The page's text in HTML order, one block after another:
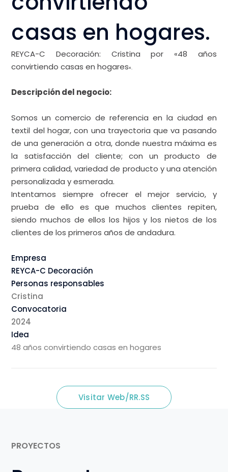
casas en hogares.
REYCA-C Decoración: Cristinapor «48 años
convirtiendo casas en hogares«.
Descripción del negocio:
Somos un comercio de referencia en la ciudad en
textil del hogar, con una trayectoria que va pasando
de una generación a otra, donde nuestra máxima es
la satisfacción del cliente; con un producto de
primera calidad, variedad de producto y una atención
personalizada y esmerada.
Intentamos siempre ofrecer el mejor servicio, y
prueba de ello es que muchos clientes repiten,
siendo muchos de ellos los hijos y los nietos de los
clientes de los primeros años de andadura.
Empresa
REYCA-C Decoración
Personas responsables
Cristina
Convocatoria
2024
Idea
48 años convirtiendo casas en hogares
Visitar Web/RR.SS
PROYECTOS